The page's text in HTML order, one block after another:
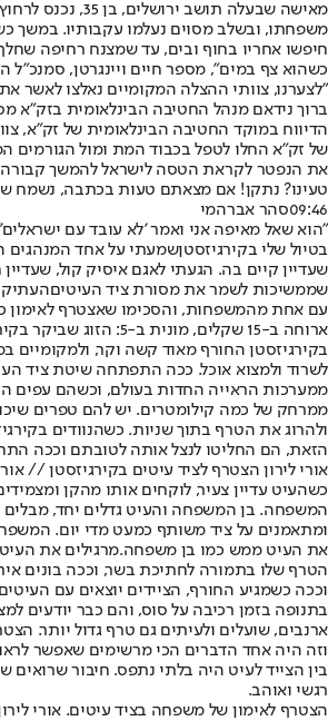
מאישה שבעלה תושב
משפחתו, ובשלב מסוים נעלמו עקבותיו. במשך
חיפשו אחריו בחוף ובים, עד שמצנח רחיפה
כשהוא צף במים", מספר חיים ויינגרטן, סמנכ"ל
"לצערנו, צוותי ההצלה המקומיים נאלצו לאשר
ברוך נידאם מנהל החטיבה הבינלאומית בזק״א
הדיווח במוקד החטיבה הבינלאומית של זק״א,
של זק״א החלו לטפל בכבוד המת ומול
את הנפטר לקראת הטסה לישראל להמשך קבורה
טעינו? נתקן! אם מצאתם טעות בכתבה, נשמח
09:46סהר אברהמי
"הוא שאל מאיפה אני ואמר 'לא עובד עם
בטיול שלי בקירגיזסטןשמעתי על אחד המנהגים
שעדיין קיים בה. הגעתי לאגם איסיק קול,
שממשיכות לשמר את מסורת ציד העיטים
עם אחת מהמשפחות, והסכימו שאצטרף לאימון
ארוחה ב-15 שקלים, מונית ב-5: הזוג ש
ביקר
בקירגיזסטן החורף מאוד קשה וקר, ולמקומיים
לשרוד ולמצוא אוכל. ככה התפתחה שיטת ציד
ממערכות הראייה החדות בעולם, וכשהם עפים
ממרחק של כמה קילומטרים. יש להם טפרים
ולהרוג את הטרף בתוך שניות. כשהנוודים
הזאת, הם החליטו לנצל אותה לטובתם וככה
אורי לירון הצטרף לציד עיטים בקירגיזסטן //
כשהעיט עדיין צעיר, לוקחים אותו מהקן
המשפחה. בן המשפחה והעיט גדלים יחד, מבלים
ומתאמנים על ציד משותף כמעט מדי יום.
את העיט ממש כמו בן משפחה.מרגילים את
הטרף שלו בתמורה לחתיכת בשר, וככה בונים
וככה כשמגיע החורף, הציידים יוצאים עם
בתנופה בזמן רכיבה על סוס, והם כבר יודעים
ארנבים, שועלים ולעיתים גם טרף גדול יותר.
וזה היה אחד הדברים הכי מרשימים שאפשר
בין הצייד לעיט היה בלתי נתפס. חיבור
רגשי ואוהב.
הצטרף לאימון של משפחה בציד עיטים. אורי